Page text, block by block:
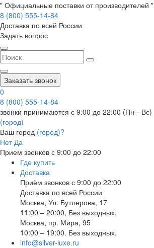
" Официальные поставки от производителей
8 (800) 555-14-84
Доставка по всей России
Задать вопрос
Заказать звонок
0
8 (800) 555-14-84
звонки принимаются с 9:00 до 22:00 (Пн—Вс)
(город)
Ваш город (город)?
Нет Да
Прием звонков с 9:00 до 22:00
Где купить
Доставка
Приём звонков с 9:00 до 22:00
Доставка по всей России
Москва, Ул. Бутлерова, 17
11:00 – 20:00, Без выходных.
Москва, пр. Мира, 95
10:00 – 19:00. Без выходных.
info@silver-luxe.ru